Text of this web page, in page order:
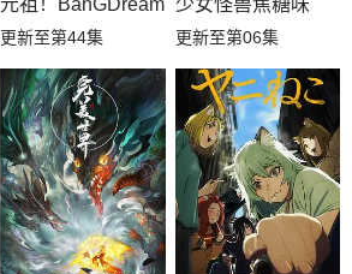
元祖！BanGDream酱
更新至第44集
少女怪兽焦糖味
更新至第06集